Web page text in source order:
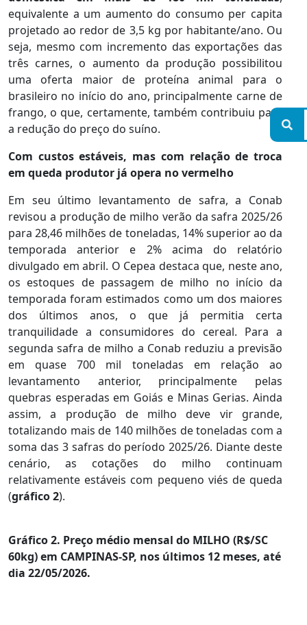
equivalente a um aumento do consumo per capita
projetado ao redor de 3,5 kg por habitante/ano. Ou
seja, mesmo com incremento das exportações das
três carnes, o aumento da produção possibilitou
uma oferta maior de proteína animal para o
brasileiro no início do ano, principalmente carne de
frango, o que, certamente, também contribuiu para
a redução do preço do suíno.
Com custos estáveis, mas com relação de troca
em queda produtor já opera no vermelho
Em seu último levantamento de safra, a Conab
revisou a produção de milho verão da safra 2025/26
para 28,46 milhões de toneladas, 14% superior ao da
temporada anterior e 2% acima do relatório
divulgado em abril. O Cepea destaca que, neste ano,
os estoques de passagem de milho no início da
temporada foram estimados como um dos maiores
dos últimos anos, o que já permitia certa
tranquilidade a consumidores do cereal. Para a
segunda safra de milho a Conab reduziu a previsão
em quase 700 mil toneladas em relação ao
levantamento anterior, principalmente pelas
quebras esperadas em Goiás e Minas Gerias. Ainda
assim, a produção de milho deve vir grande,
totalizando mais de 140 milhões de toneladas com a
soma das 3 safras do período 2025/26. Diante deste
cenário, as cotações do milho continuam
relativamente estáveis com pequeno viés de queda
(gráfico 2).
Gráfico 2. Preço médio mensal do MILHO (R$/SC
60kg) em CAMPINAS-SP, nos últimos 12 meses, até
dia 22/05/2026.